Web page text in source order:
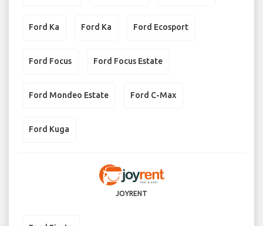
Ford Ka Ford Ka Ford Ecosport
Ford Focus Ford Focus Estate
Ford Mondeo Estate Ford C-Max
Ford Kuga
JOYRENT